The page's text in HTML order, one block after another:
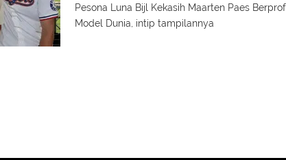
Sampul Vogue Paris
Pesona Luna Bijl Kekasih Maarten Paes
Model Dunia, intip tampilannya